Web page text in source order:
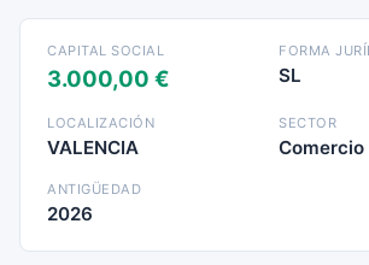
CAPITAL SOCIAL
3.000,00 €
FORMA
SL
LOCALIZACIÓN
VALENCIA
SECTOR
ANTIGÜEDAD
2026